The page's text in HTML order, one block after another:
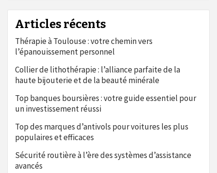
Articles récents
Thérapie à Toulouse : votre chemin vers
l’épanouissement personnel
Collier de lithothérapie : l’alliance parfaite de la
haute bijouterie et de la beauté minérale
Top banques boursières : votre guide essentiel pour
un investissement réussi
Top des marques d’antivols pour voitures les plus
populaires et efficaces
Sécurité routière à l’ère des systèmes d’assistance
avancés